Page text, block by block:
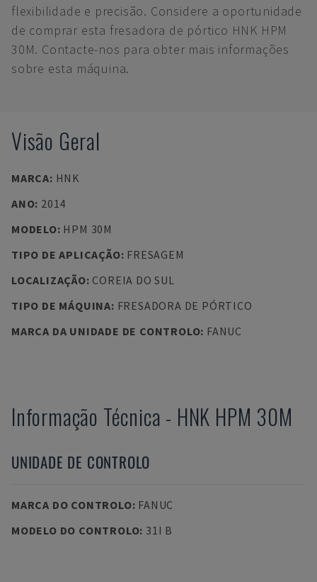
flexibilidade e precisão. Considere a oportunidade
de comprar esta fresadora de pórtico HNK HPM
30M. Contacte-nos para obter mais informações
sobre esta máquina.
Visão Geral
MARCA: HNK
ANO: 2014
MODELO: HPM 30M
TIPO DE APLICAÇÃO: FRESAGEM
LOCALIZAÇÃO: COREIA DO SUL
TIPO DE MÁQUINA: FRESADORA DE PÓRTICO
MARCA DA UNIDADE DE CONTROLO: FANUC
Informação Técnica - HNK HPM 30M
UNIDADE DE CONTROLO
MARCA DO CONTROLO: FANUC
MODELO DO CONTROLO: 31I B